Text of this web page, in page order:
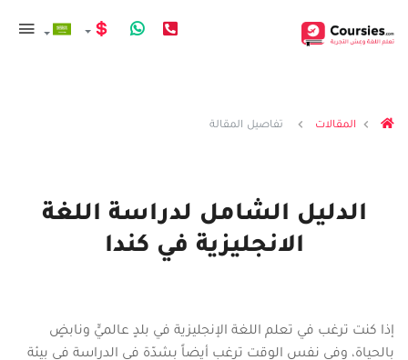
المقالات تفاصيل المقالة
الدليل الشامل لدراسة اللغة
الانجليزية في كندا
إذا كنت ترغب في تعلم اللغة الإنجليزية في بلدٍ عالميٍّ ونابضٍ
بالحياة، وفي نفس الوقت ترغب أيضاً بشدّة في الدراسة في بيئة